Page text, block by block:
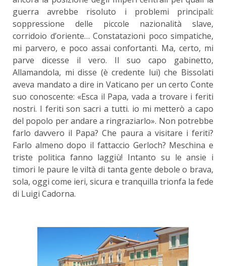
guerra avrebbe risoluto i problemi principali:
soppressione delle piccole nazionalità slave,
corridoio d’oriente… Constatazioni poco simpatiche,
mi parvero, e poco assai confortanti. Ma, certo, mi
parve dicesse il vero. Il suo capo gabinetto,
Allamandola, mi disse (è credente lui) che Bissolati
aveva mandato a dire in Vaticano per un certo Conte
suo conoscente: «Esca il Papa, vada a trovare i feriti
nostri. I feriti son sacri a tutti. io mi metterò a capo
del popolo per andare a ringraziarlo». Non potrebbe
farlo davvero il Papa? Che paura a visitare i feriti?
Farlo almeno dopo il fattaccio Gerloch? Meschina e
triste politica fanno laggiù! Intanto su le ansie i
timori le paure le viltà di tanta gente debole o brava,
sola, oggi come ieri, sicura e tranquilla trionfa la fede
di Luigi Cadorna.